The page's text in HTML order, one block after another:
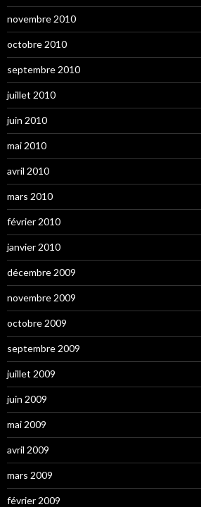
novembre 2010
octobre 2010
septembre 2010
juillet 2010
juin 2010
mai 2010
avril 2010
mars 2010
février 2010
janvier 2010
décembre 2009
novembre 2009
octobre 2009
septembre 2009
juillet 2009
juin 2009
mai 2009
avril 2009
mars 2009
février 2009